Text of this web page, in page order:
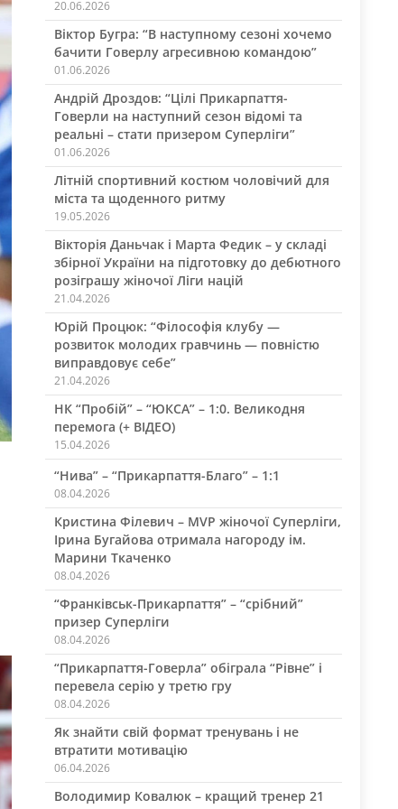
20.06.2026
Віктор Бугра: “В наступному сезоні хочемо
бачити Говерлу агресивною командою”
01.06.2026
Андрій Дроздов: “Цілі Прикарпаття-
Говерли на наступний сезон відомі та
реальні – стати призером Суперліги”
01.06.2026
Літній спортивний костюм чоловічий для
міста та щоденного ритму
19.05.2026
Вікторія Даньчак і Марта Федик – у складі
збірної України на підготовку до дебютного
розіграшу жіночої Ліги націй
21.04.2026
Юрій Процюк: “Філософія клубу —
розвиток молодих гравчинь — повністю
виправдовує себе”
21.04.2026
НК “Пробій” – “ЮКСА” – 1:0. Великодня
перемога (+ ВІДЕО)
15.04.2026
“Нива” – “Прикарпаття-Благо” – 1:1
08.04.2026
Кристина Філевич – MVP жіночої Суперліги,
Ірина Бугайова отримала нагороду ім.
Марини Ткаченко
08.04.2026
“Франківськ-Прикарпаття” – “срібний”
призер Суперліги
08.04.2026
“Прикарпаття-Говерла” обіграла “Рівне” і
перевела серію у третю гру
08.04.2026
Як знайти свій формат тренувань і не
втратити мотивацію
06.04.2026
Володимир Ковалюк – кращий тренер 21